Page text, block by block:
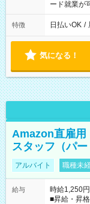
ード就業が
特徴 日払いOK /
気になる！
Amazon直雇
スタッフ（パ
アルバイト 職種未
給与
時給1,250
■昇給・昇